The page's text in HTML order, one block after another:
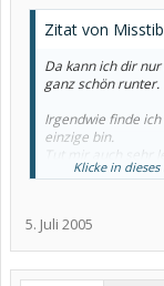
Zitat von
Da kann ich dir
ganz schön runter.
Irgendwie finde
einzige bin.
Tut mir auch sehr
einmal.
Frauenarzt
Klicke in
5. Juli 2005